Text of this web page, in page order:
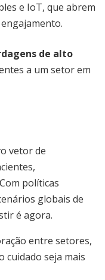
e IoT, que abrem
de alto
a um setor em
vetor de
políticas
globais de
é agora.
entre setores,
seja mais